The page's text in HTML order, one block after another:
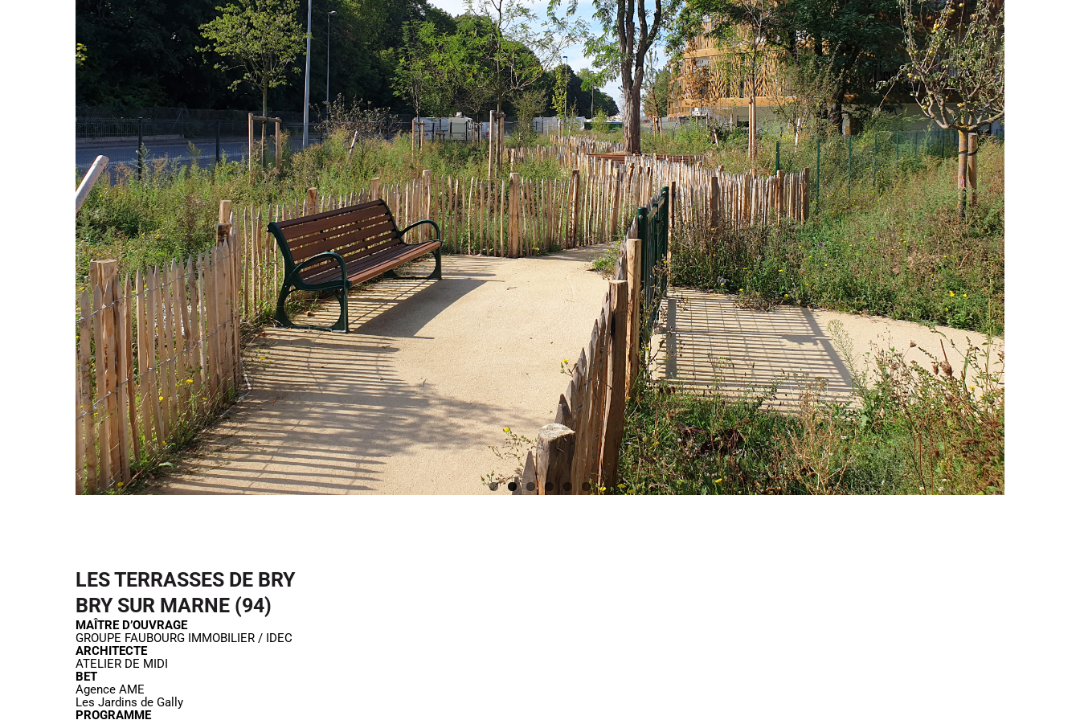
LES TERRASSES DE BRY
BRY SUR MARNE (94)
MAÎTRE D’OUVRAGE
GROUPE FAUBOURG IMMOBILIER / IDEC
ARCHITECTE
ATELIER DE MIDI
BET
Agence AME
Les Jardins de Gally
PROGRAMME